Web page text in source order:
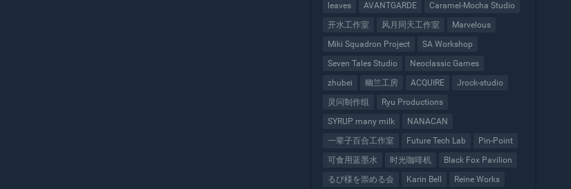
leaves
AVANTGARDE
Caramel-Mocha Studio
开水工作室
风月同天工作室
Marvelous
Miki Squadron Project
SA Workshop
Seven Tales Studio
Neoclassic Games
zhubei
幽兰工房 ACQUIRE
Jrock-studio
灵问制作组
Ryu Productions
SYRUP many milk
NANACAN
一辈子百合工作室
Future Tech Lab
Pin-Point
可食用蓝墨水
时光咖啡机
Black Fox Pavilion
るび様を崇める会
Karin Bell Reine Works